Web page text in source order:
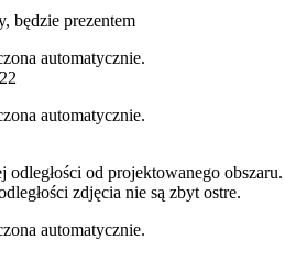
będzie prezentem
automatycznie.
automatycznie.
od projektowanego obszaru.
zdjęcia nie są zbyt ostre.
automatycznie.